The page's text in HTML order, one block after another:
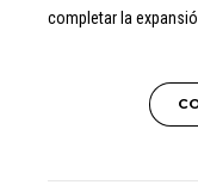
completar la